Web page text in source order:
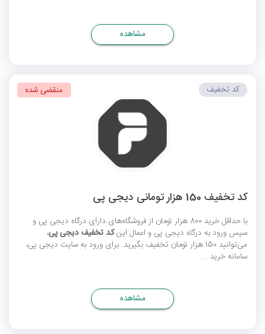
مشاهده
کد تخفیف 150 هزار تومانی دیجی پی
با حداقل خرید 800 هزار تومان از فروشگاه‌های دارای درگاه دیجی پی و
سپس ورود به درگاه دیجی پی و اعمال اینکد تخفیف دیجی پی،
می‌توانید 150 هزار تومان تخفیف بگیرید. برای ورود به سایت دیجی پی،
سامانه خرید ...
کد تخفیف منقضی شده
مشاهده